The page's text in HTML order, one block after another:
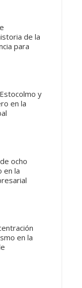
de la
para
y
en la
ocho
en la
en la